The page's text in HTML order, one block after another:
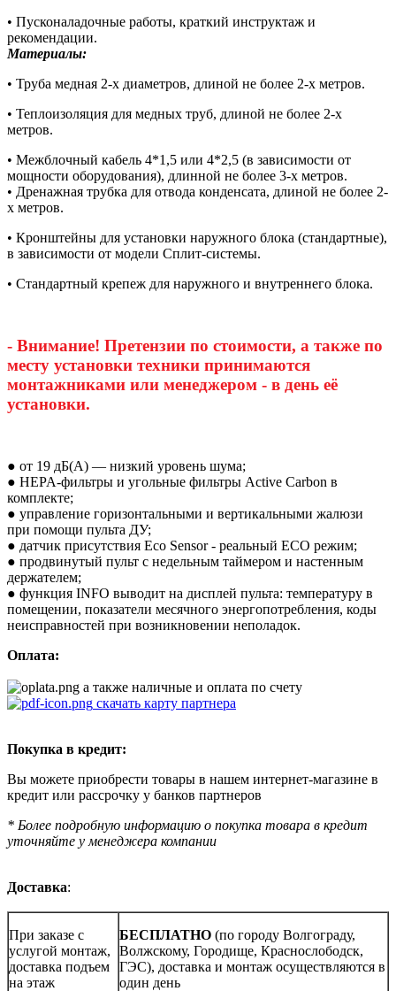
• Пусконаладочные работы, краткий инструктаж и
рекомендации.
Материалы:
• Труба медная 2-х диаметров, длиной не более 2-х метров.
• Теплоизоляция для медных труб, длиной не более 2-х
метров.
• Межблочный кабель 4*1,5 или 4*2,5 (в зависимости от
мощности оборудования), длинной не более 3-х метров.
• Дренажная трубка для отвода конденсата, длиной не более 2-
х метров.
• Кронштейны для установки наружного блока (стандартные),
в зависимости от модели Сплит-системы.
• Стандартный крепеж для наружного и внутреннего блока.
- Внимание! Претензии по стоимости, а также по
месту установки техники принимаются
монтажниками или менеджером - в день её
установки.
● от 19 дБ(А) — низкий уровень шума;
● HEPA-фильтры и угольные фильтры Active Carbon в
комплекте;
● управление горизонтальными и вертикальными жалюзи
при помощи пульта ДУ;
● датчик присутствия Eco Sensor - реальный ECO режим;
● продвинутый пульт с недельным таймером и настенным
держателем;
● функция INFO выводит на дисплей пульта: температуру в
помещении, показатели месячного энергопотребления, коды
неисправностей при возникновении неполадок.
Оплата:
а также наличные и оплата по счету
скачать карту партнера
Покупка в кредит:
Вы можете приобрести товары в нашем интернет-магазине в
кредит или рассрочку у банков партнеров
* Более подробную информацию о покупка товара в кредит
уточняйте у менеджера компании
Доставка:
При заказе с
услугой монтаж,
доставка подъем
на этаж
БЕСПЛАТНО (по городу Волгограду,
Волжскому, Городище, Краснослободск,
ГЭС), доставка и монтаж осуществляются в
один день